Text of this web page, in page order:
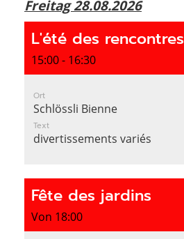
Freitag 28.08.2026
L'été des rencontres
15:00 - 16:30
Ort
Schlössli Bienne
Text
divertissements variés
Fête des jardins
Von 18:00